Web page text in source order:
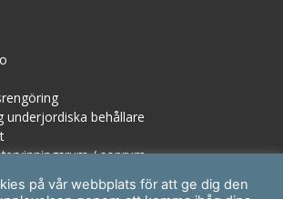
underjordiska behållare
/ soprum
av stängsel
på vår webbplats för att ge dig den